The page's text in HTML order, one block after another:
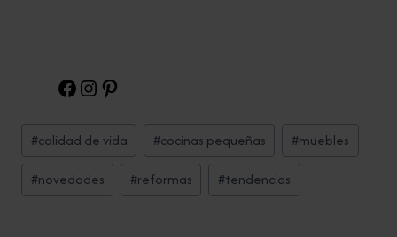
Facebook Instagram Pinterest
Etiquetas
de
la
entrada:
#calidad de vida #cocinas pequeñas #muebles
#novedades #reformas #tendencias